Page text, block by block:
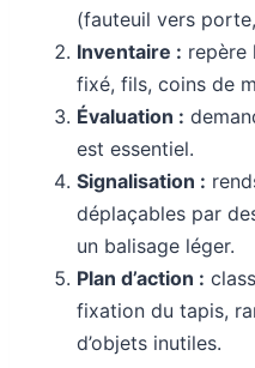
(fauteuil vers
Inventaire : repère
fixé, fils, coins de
Évaluation :
est essentiel.
Signalisation :
déplaçables par
un balisage léger.
Plan d’action :
fixation du tapis,
d’objets inutiles.